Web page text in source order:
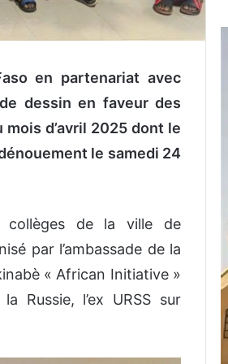
en partenariat avec
dessin en faveur des
d’avril 2025 dont le
le samedi 24
collèges de la ville de
par l’ambassade de la
« African Initiative »
Russie, l’ex URSS sur